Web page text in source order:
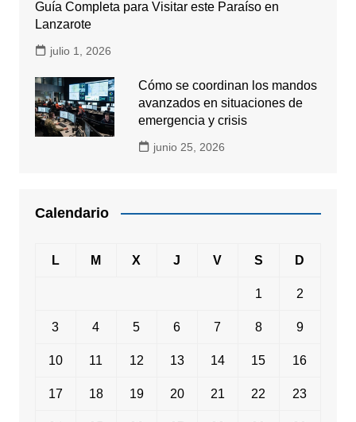
Guía Completa para Visitar este Paraíso en
Lanzarote
julio 1, 2026
Cómo se coordinan los mandos
avanzados en situaciones de
emergencia y crisis
junio 25, 2026
Calendario
L M X J V S D
1 2
3 4 5 6 7 8 9
10 11 12 13 14 15 16
17 18 19 20 21 22 23